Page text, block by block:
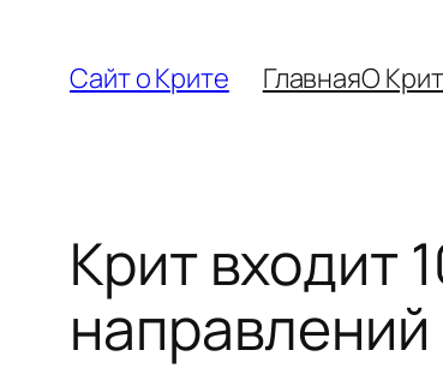
содержимому
Сайт о Крите ГлавнаяО
Крит входит
направлений